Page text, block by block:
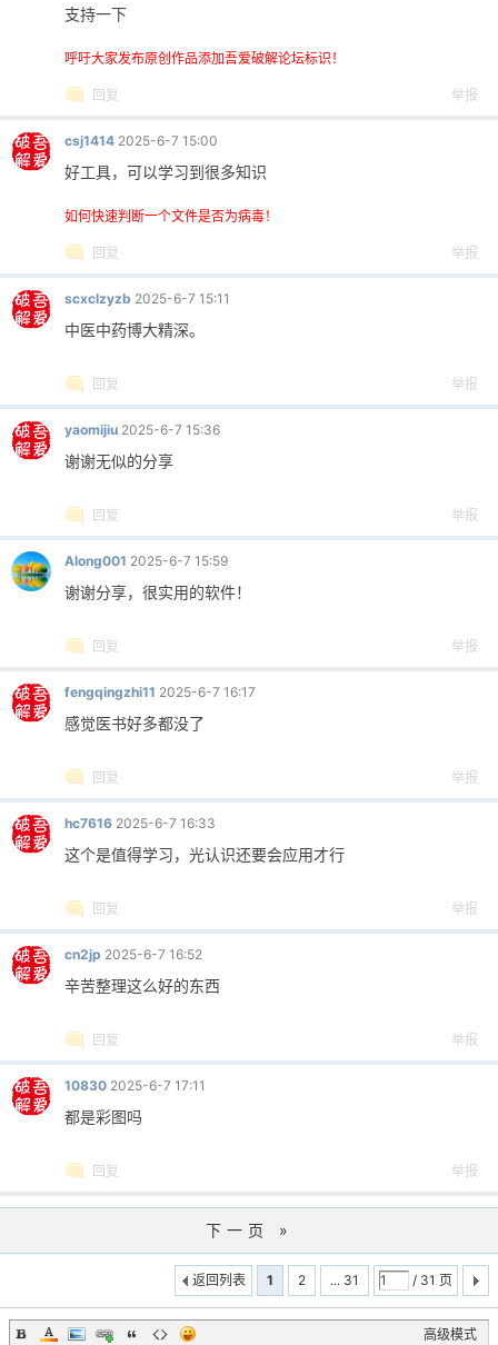
支持一下
呼吁大家发布原创作品添加吾爱破解论坛标识！
回复 举报
csj1414 2025-6-7 15:00
好工具，可以学习到很多知识
如何快速判断一个文件是否为病毒！
回复 举报
scxclzyzb 2025-6-7 15:11
中医中药博大精深。
回复 举报
yaomijiu 2025-6-7 15:36
谢谢无似的分享
回复 举报
Along001 2025-6-7 15:59
谢谢分享，很实用的软件！
回复 举报
fengqingzhi11 2025-6-7 16:17
感觉医书好多都没了
回复 举报
hc7616 2025-6-7 16:33
这个是值得学习，光认识还要会应用才行
回复 举报
cn2jp 2025-6-7 16:52
辛苦整理这么好的东西
回复 举报
10830 2025-6-7 17:11
都是彩图吗
回复 举报
下一页 »
1 2 ... 31 / 31 页
返回列表
高级模式